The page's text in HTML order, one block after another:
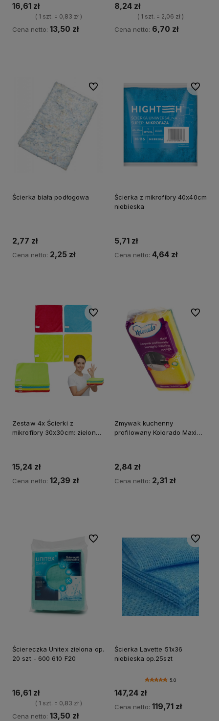
16,61 zł
( 1 szt. = 0,83 zł )
Cena netto: 13,50 zł
8,24 zł
( 1 szt. = 2,06 zł )
Cena netto: 6,70 zł
Ścierka biała podłogowa
2,77 zł
Cena netto: 2,25 zł
Do ulubionych
Ścierka z mikrofibry 40x40cm
niebieska
5,71 zł
Cena netto: 4,64 zł
Do
Zestaw 4x Ścierki z
mikrofibry 30x30cm: zielona,
15,24 zł
Cena netto: 12,39 zł
Do ulubionych
Zmywak kuchenny
profilowany Kolorado Maxi
2,84 zł
Cena netto: 2,31 zł
Do
Ściereczka Unitex zielona op.
20 szt - 600 610 F20
16,61 zł
( 1 szt. = 0,83 zł )
Cena netto: 13,50 zł
Do ulubionych
Ścierka Lavette 51x36
niebieska op.25szt
5.0
147,24 zł
Cena netto: 119,71 zł
Do